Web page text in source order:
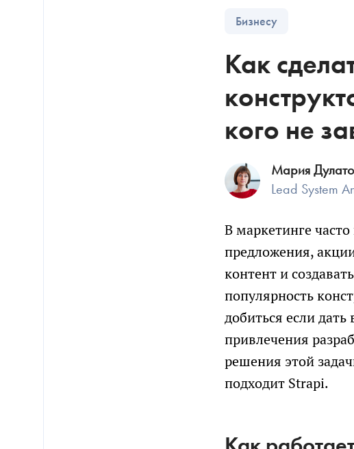
Бизнесу
Как
кого не
Мария
Lead System
В маркетинге
предложения,
контент и
популярность
добиться если
привлечения
решения этой
подходит Strapi.
Как
вам
Телефон
почта
Мы
Как
к
вам
Электронная
почта